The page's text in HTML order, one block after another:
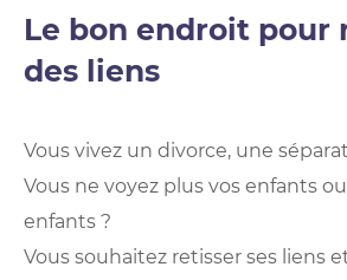
Le bon endroit pour
des liens
Vous vivez un divorce, une
Vous ne voyez plus vos enfants
enfants ?
Vous souhaitez retisser ses liens